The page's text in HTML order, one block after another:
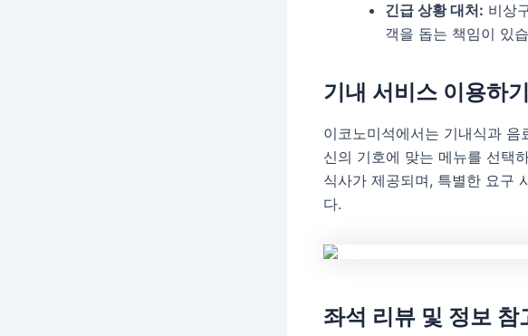
긴급 상황 대처: 비상
객을 돕는 책임이 있
기내 서비스 이용하기
이코노미석에서는 기내식과
신의 기호에 맞는 메뉴를 선택
식사가 제공되며, 특별한 요구
다.
좌석 리뷰 및 정보 참